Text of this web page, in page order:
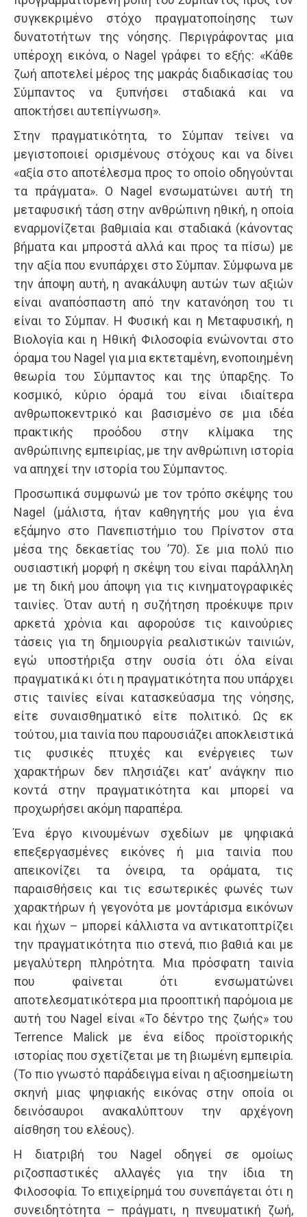
συγκεκριμένο στόχο πραγματοποίησης των
δυνατοτήτων της νόησης. Περιγράφοντας μια
υπέροχη εικόνα, ο Nagel γράφει το εξής: «Κάθε
ζωή αποτελεί μέρος της μακράς διαδικασίας του
Σύμπαντος να ξυπνήσει σταδιακά και να
αποκτήσει αυτεπίγνωση».
Στην πραγματικότητα, το Σύμπαν τείνει να
μεγιστοποιεί ορισμένους στόχους και να δίνει
«αξία στο αποτέλεσμα προς το οποίο οδηγούνται
τα πράγματα». Ο Nagel ενσωματώνει αυτή τη
μεταφυσική τάση στην ανθρώπινη ηθική, η οποία
εναρμονίζεται βαθμιαία και σταδιακά (κάνοντας
βήματα και μπροστά αλλά και προς τα πίσω) με
την αξία που ενυπάρχει στο Σύμπαν. Σύμφωνα με
την άποψη αυτή, η ανακάλυψη αυτών των αξιών
είναι αναπόσπαστη από την κατανόηση του τι
είναι το Σύμπαν. Η Φυσική και η Μεταφυσική, η
Βιολογία και η Ηθική Φιλοσοφία ενώνονται στο
όραμα του Nagel για μια εκτεταμένη, ενοποιημένη
θεωρία του Σύμπαντος και της ύπαρξης. Το
κοσμικό, κύριο όραμά του είναι ιδιαίτερα
ανθρωποκεντρικό και βασισμένο σε μια ιδέα
πρακτικής προόδου στην κλίμακα της
ανθρώπινης εμπειρίας, με την ανθρώπινη ιστορία
να απηχεί την ιστορία του Σύμπαντος.
Προσωπικά συμφωνώ με τον τρόπο σκέψης του
Nagel (μάλιστα, ήταν καθηγητής μου για ένα
εξάμηνο στο Πανεπιστήμιο του Πρίνστον στα
μέσα της δεκαετίας του ’70). Σε μια πολύ πιο
ουσιαστική μορφή η σκέψη του είναι παράλληλη
με τη δική μου άποψη για τις κινηματογραφικές
ταινίες. Όταν αυτή η συζήτηση προέκυψε πριν
αρκετά χρόνια και αφορούσε τις καινούριες
τάσεις για τη δημιουργία ρεαλιστικών ταινιών,
εγώ υποστήριξα στην ουσία ότι όλα είναι
πραγματικά κι ότι η πραγματικότητα που υπάρχει
στις ταινίες είναι κατασκεύασμα της νόησης,
είτε συναισθηματικό είτε πολιτικό. Ως εκ
τούτου, μια ταινία που παρουσιάζει αποκλειστικά
τις φυσικές πτυχές και ενέργειες των
χαρακτήρων δεν πλησιάζει κατ’ ανάγκην πιο
κοντά στην πραγματικότητα και μπορεί να
προχωρήσει ακόμη παραπέρα.
Ένα έργο κινουμένων σχεδίων με ψηφιακά
επεξεργασμένες εικόνες ή μια ταινία που
απεικονίζει τα όνειρα, τα οράματα, τις
παραισθήσεις και τις εσωτερικές φωνές των
χαρακτήρων ή γεγονότα με μοντάρισμα εικόνων
και ήχων – μπορεί κάλλιστα να αντικατοπτρίζει
την πραγματικότητα πιο στενά, πιο βαθιά και με
μεγαλύτερη πληρότητα. Μια πρόσφατη ταινία
που φαίνεται ότι ενσωματώνει
αποτελεσματικότερα μια προοπτική παρόμοια με
αυτή του Nagel είναι «Το δέντρο της ζωής» του
Terrence Malick με ένα είδος προϊστορικής
ιστορίας που σχετίζεται με τη βιωμένη εμπειρία.
(Το πιο γνωστό παράδειγμα είναι η αξιοσημείωτη
σκηνή μιας ψηφιακής εικόνας στην οποία οι
δεινόσαυροι ανακαλύπτουν την αρχέγονη
αίσθηση του ελέους).
Η διατριβή του Nagel οδηγεί σε ομοίως
ριζοσπαστικές αλλαγές για την ίδια τη
Φιλοσοφία. Το επιχείρημά του συνεπάγεται ότι η
συνειδητότητα – πράγματι, η πνευματική ζωή,